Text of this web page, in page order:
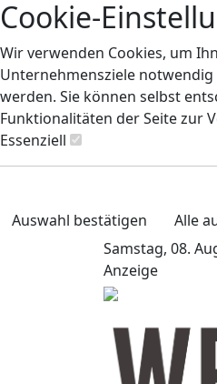
Cookie-
Wir verwenden Cookies, um
Unternehmensziele
werden. Sie können selbst
Funktionalitäten der Seite zur
Essenziell
Auswahl bestätigen
Alle
Samstag, 08.
Anzeige